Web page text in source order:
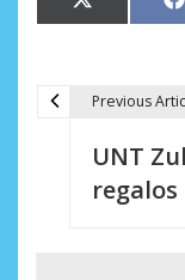
Compartir
en
X
(Twitter)
Previous
UNT